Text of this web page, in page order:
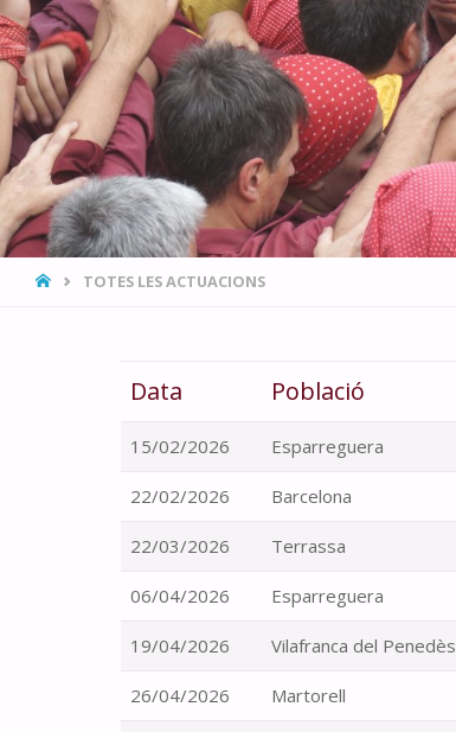
HOMETOTES LES ACTUACIONS
Data Població
15/02/2026 Esparreguera
22/02/2026 Barcelona
22/03/2026 Terrassa
06/04/2026 Esparreguera
19/04/2026 Vilafranca del Penedès
26/04/2026 Martorell